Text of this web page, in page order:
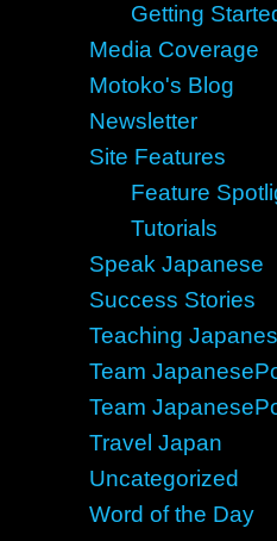
Getting
Media Coverage
Motoko's Blog
Newsletter
Site Features
Feature
Tutorials
Speak Japanese
Success Stories
Teaching
Team
Team
Travel Japan
Uncategorized
Word of the Day